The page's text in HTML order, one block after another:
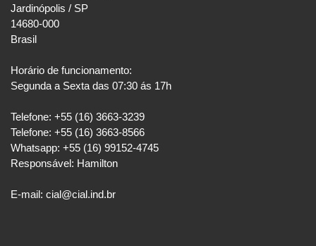
Jardinópolis / SP
14680-000
Brasil
Horário de funcionamento:
Segunda a Sexta das 07:30 ás 17h
Telefone: +55 (16) 3663-3239
Telefone: +55 (16) 3663-8566
Whatsapp: +55 (16) 99152-4745
Responsável: Hamilton
E-mail: cial@cial.ind.br